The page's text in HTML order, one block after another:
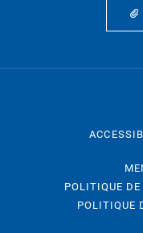
POLITIQUE
POLITIQUE